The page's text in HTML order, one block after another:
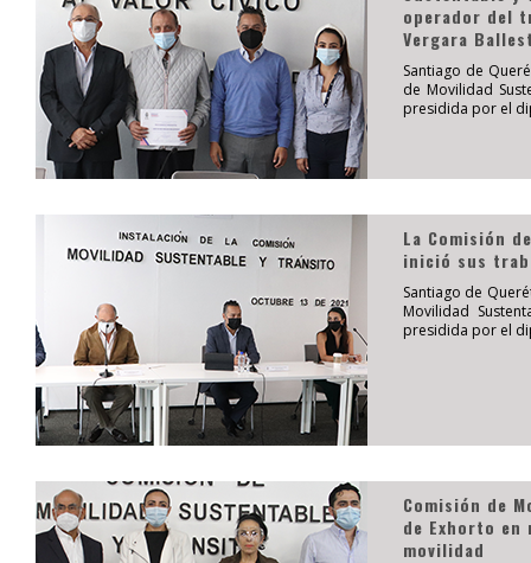
operador del
Vergara
Santiago de
de Movilidad
presidida por el
La Comisión
inició sus
Santiago de
Movilidad
presidida por el
Comisión de
de Exhorto
movilidad